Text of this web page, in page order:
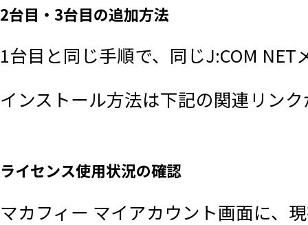
新のソフトウェア機能やパターン
ることを保証しないものとします。
当社は、本サービスが、第三者の
影響を及ぼさないこと、その他不
を一切保証しないものとします。
2台目・3台目の追加方法
1台目と同じ手順で、同じJ:COM
インストール方法は下記の関連リン
ライセンス使用状況の確認
マカフィー マイアカウント画面に、